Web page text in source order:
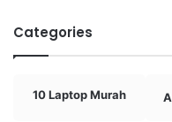
Categories
10 Laptop Murah